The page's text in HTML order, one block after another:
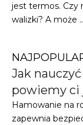
jest termos. Czy
walizki? A może
Jak
powiemy ci
Hamowanie na
zapewnia